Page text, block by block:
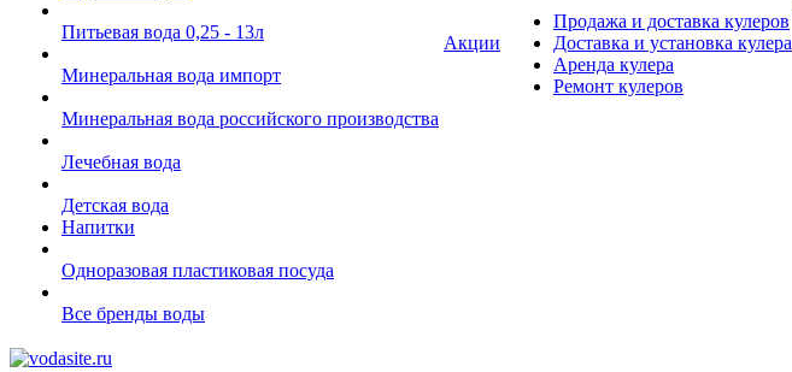
Питьевая вода 0,25 - 13л
Минеральная вода импорт
Минеральная вода российского производства
Лечебная вода
Детская вода
Напитки
Одноразовая пластиковая посуда
Все бренды воды
Акции
Продажа и доставка кулеров
Доставка и установка кулера
Аренда кулера
Ремонт кулеров